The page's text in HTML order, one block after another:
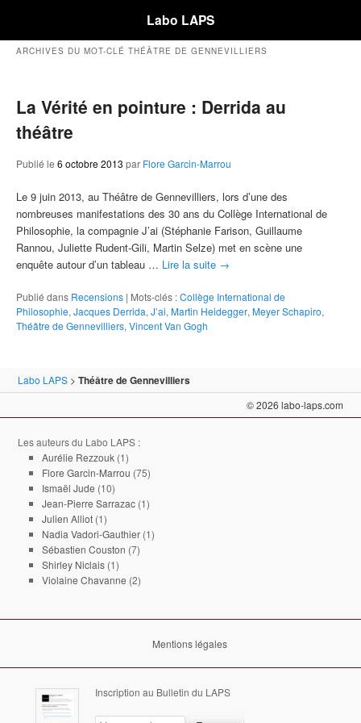
Labo LAPS
ARCHIVES DU MOT-CLÉ THÉÂTRE DE GENNEVILLIERS
La Vérité en pointure : Derrida au
théâtre
Publié le 6 octobre 2013 par Flore Garcin-Marrou
Le 9 juin 2013, au Théâtre de Gennevilliers, lors d’une des
nombreuses manifestations des 30 ans du Collège International de
Philosophie, la compagnie J’ai (Stéphanie Farison, Guillaume
Rannou, Juliette Rudent-Gili, Martin Selze) met en scène une
enquête autour d’un tableau … Lire la suite →
Publié dans Recensions | Mots-clés :Collège International de
Philosophie, Jacques Derrida, J’ai, Martin Heidegger, Meyer Schapiro,
Théâtre de Gennevilliers, Vincent Van Gogh
Labo LAPS >Théâtre de Gennevilliers
© 2026 labo-laps.com
Les auteurs du Labo LAPS :
Aurélie Rezzouk (1)
Flore Garcin-Marrou (75)
Ismaël Jude (10)
Jean-Pierre Sarrazac (1)
Julien Alliot (1)
Nadia Vadori-Gauthier (1)
Sébastien Couston (7)
Shirley Niclais (1)
Violaine Chavanne (2)
Mentions légales
Inscription au Bulletin du LAPS